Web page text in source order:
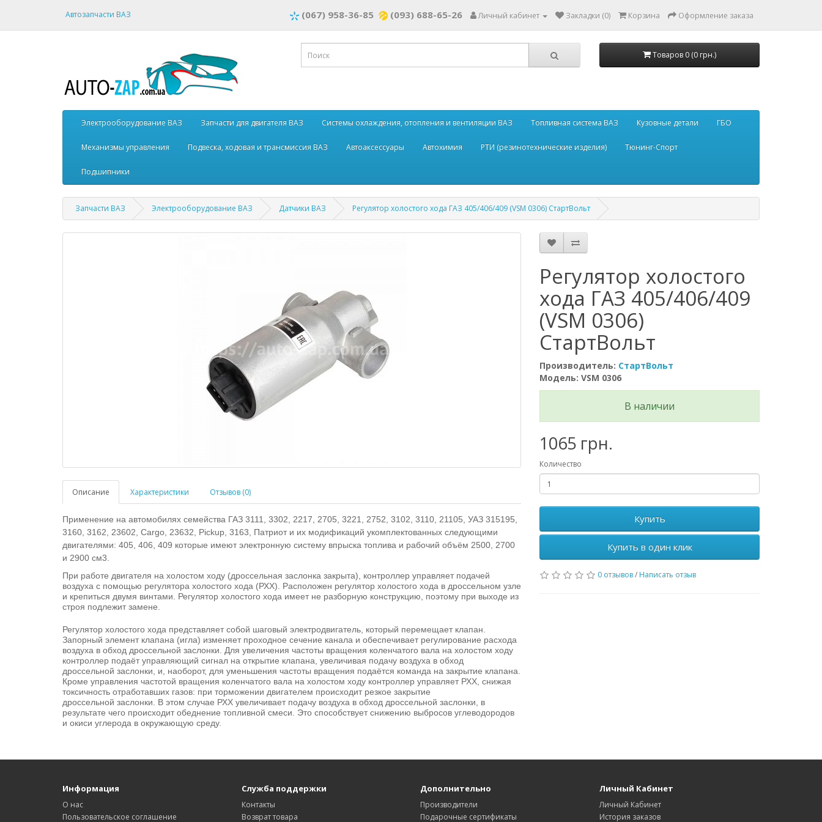
Автозапчасти ВАЗ (067) 958-36-85 (093) 688-65-26 Личный кабинет Закладки (0) Корзина Оформление заказа
Товаров 0 (0 грн.)
Электрооборудование ВАЗ Запчасти для двигателя ВАЗ Системы охлаждения, отопления и вентиляции ВАЗ Топливная система ВАЗ Кузовные детали ГБО
Механизмы управления Подвеска, ходовая и трансмиссия ВАЗ Автоаксессуары Автохимия РТИ (резинотехнические изделия) Тюнинг-Спорт
Подшипники
Запчасти ВАЗ Электрооборудование ВАЗ Датчики ВАЗ Регулятор холостого хода ГАЗ 405/406/409 (VSM 0306) СтартВольт
Описание Характеристики Отзывов (0)
Применение на автомобилях семейства ГАЗ 3111, 3302, 2217, 2705, 3221, 2752, 3102, 3110, 21105, УАЗ 315195,
3160, 3162, 23602, Cargo, 23632, Pickup, 3163, Патриот и их модификаций укомплектованных следующими
двигателями: 405, 406, 409 которые имеют электронную систему впрыска топлива и рабочий объём 2500, 2700
и 2900 см3
При работе двигателя на холостом ходу (дроссельная заслонка закрыта), контроллер управляет подачей
воздуха с помощью регулятора холостого хода (РХХ). Расположен регулятор холостого хода в дроссельном узле
и крепиться двумя винтами. Регулятор холостого хода имеет не разборную конструкцию, поэтому при выходе из
строя подлежит замене.
Регулятор холостого хода представляет собой шаговый электродвигатель, который перемещает клапан.
Запорный элемент клапана (игла) изменяет проходное сечение канала и обеспечивает регулирование расхода
воздуха в обход дроссельной заслонки. Для увеличения частоты вращения коленчатого вала на холостом ходу
контроллер подаёт управляющий сигнал на открытие клапана, увеличивая подачу воздуха в обход
дроссельной заслонки, и, наоборот, для уменьшения частоты вращения подаётся команда на закрытие клапана.
Кроме управления частотой вращения коленчатого вала на холостом ходу контроллер управляет РХХ, снижая
токсичность отработавших газов: при торможении двигателем происходит резкое закрытие
дроссельной заслонки. В этом случае РХХ увеличивает подачу воздуха в обход дроссельной заслонки, в
результате чего происходит обеднение топливной смеси. Это способствует снижению выбросов углеводородов
и окиси углерода в окружающую среду.
Регулятор холостого
хода ГАЗ 405/406/409
(VSM 0306)
СтартВольт
Производитель: СтартВольт
Модель: VSM 0306
В наличии
1065 грн.
Количество
Купить
Купить в один клик
0 отзывов/ Написать отзыв
Информация
О нас
Пользовательское соглашение
Служба поддержки
Контакты
Возврат товара
Дополнительно
Производители
Подарочные сертификаты
Личный Кабинет
Личный Кабинет
История заказов